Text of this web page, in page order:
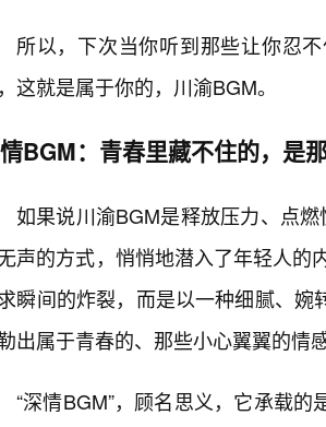
所以，下次当你听到那些让你忍
这就是属于你的，川渝BGM。
BGM：青春里藏不住的，是
如果说川渝BGM是释放压力、点
声的方式，悄悄地潜入了年轻人的
瞬间的炸裂，而是以一种细腻、
出属于青春的、那些小心翼翼的情
“深情BGM”，顾名思义，它承载